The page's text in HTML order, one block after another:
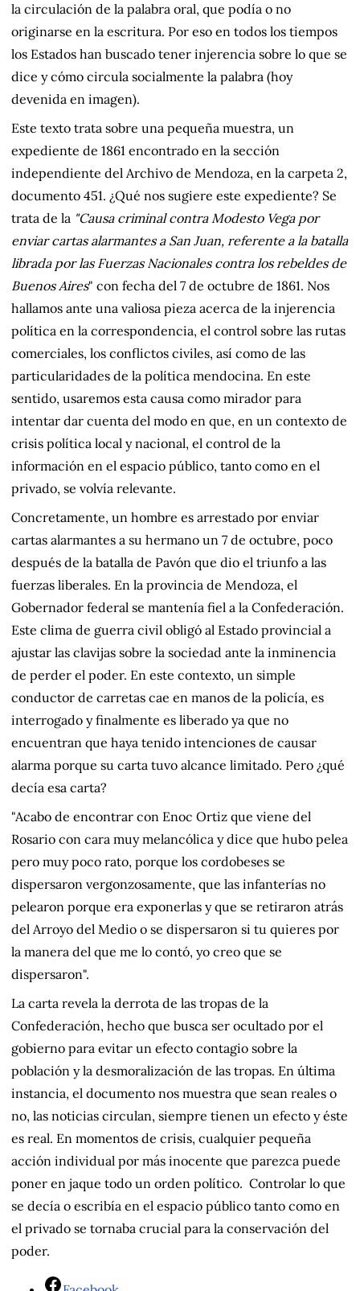
la circulación de la palabra oral, que podía o no
originarse en la escritura. Por eso en todos los tiempos
los Estados han buscado tener injerencia sobre lo que se
dice y cómo circula socialmente la palabra (hoy
devenida en imagen).
Este texto trata sobre una pequeña muestra, un
expediente de 1861 encontrado en la sección
independiente del Archivo de Mendoza, en la carpeta 2,
documento 451. ¿Qué nos sugiere este expediente? Se
trata de la "Causa criminal contra Modesto Vega por
enviar cartas alarmantes a San Juan, referente a la batalla
librada por las Fuerzas Nacionales contra los rebeldes de
Buenos Aires" con fecha del 7 de octubre de 1861. Nos
hallamos ante una valiosa pieza acerca de la injerencia
política en la correspondencia, el control sobre las rutas
comerciales, los conflictos civiles, así como de las
particularidades de la política mendocina. En este
sentido, usaremos esta causa como mirador para
intentar dar cuenta del modo en que, en un contexto de
crisis política local y nacional, el control de la
información en el espacio público, tanto como en el
privado, se volvía relevante.
Concretamente, un hombre es arrestado por enviar
cartas alarmantes a su hermano un 7 de octubre, poco
después de la batalla de Pavón que dio el triunfo a las
fuerzas liberales. En la provincia de Mendoza, el
Gobernador federal se mantenía fiel a la Confederación.
Este clima de guerra civil obligó al Estado provincial a
ajustar las clavijas sobre la sociedad ante la inminencia
de perder el poder. En este contexto, un simple
conductor de carretas cae en manos de la policía, es
interrogado y finalmente es liberado ya que no
encuentran que haya tenido intenciones de causar
alarma porque su carta tuvo alcance limitado. Pero ¿qué
decía esa carta?
"Acabo de encontrar con Enoc Ortiz que viene del
Rosario con cara muy melancólica y dice que hubo pelea
pero muy poco rato, porque los cordobeses se
dispersaron vergonzosamente, que las infanterías no
pelearon porque era exponerlas y que se retiraron atrás
del Arroyo del Medio o se dispersaron si tu quieres por
la manera del que me lo contó, yo creo que se
dispersaron".
La carta revela la derrota de las tropas de la
Confederación, hecho que busca ser ocultado por el
gobierno para evitar un efecto contagio sobre la
población y la desmoralización de las tropas. En última
instancia, el documento nos muestra que sean reales o
no, las noticias circulan, siempre tienen un efecto y éste
es real. En momentos de crisis, cualquier pequeña
acción individual por más inocente que parezca puede
poner en jaque todo un orden político. Controlar lo que
se decía o escribía en el espacio público tanto como en
el privado se tornaba crucial para la conservación del
poder.